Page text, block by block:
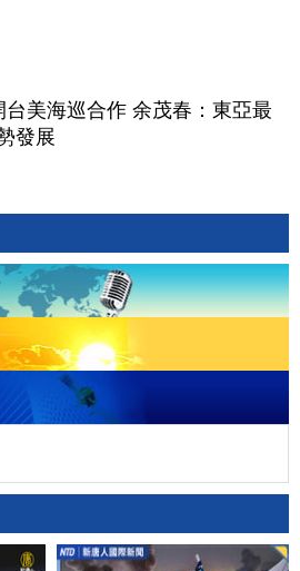
台美海巡合作 余茂春：東亞最
發展